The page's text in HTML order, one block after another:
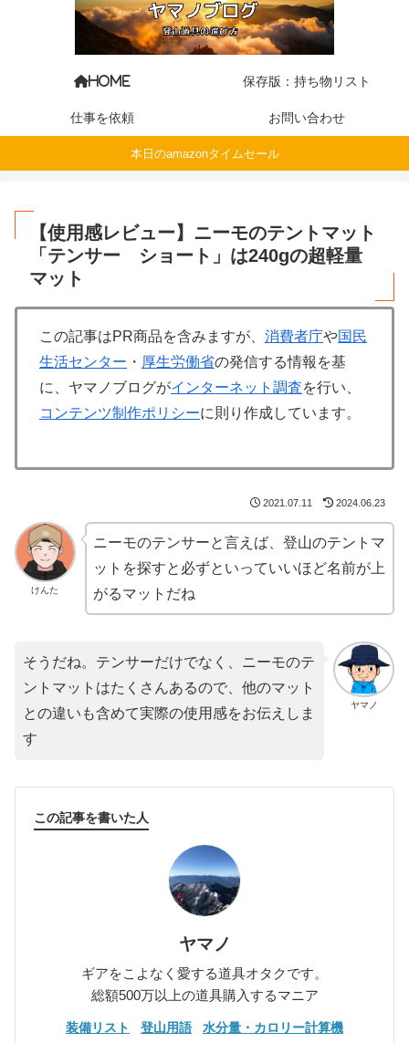
HOME 保存版：持ち物リスト
仕事を依頼 お問い合わせ
本日のamazonタイムセール
【使用感レビュー】ニーモのテントマット
「テンサー ショート」は240gの超軽量
マット
この記事はPR商品を含みますが、 消費者庁や国民
生活センター ・ 厚生労働省の発信する情報を基
に、ヤマノブログがインターネット調査を行い、
コンテンツ制作ポリシーに則り作成しています。
2021.07.11 2024.06.23
けんた
ニーモのテンサーと言えば、登山のテントマ
ットを探すと必ずといっていいほど名前が上
がるマットだね
ヤマノ
そうだね。テンサーだけでなく、ニーモのテ
ントマットはたくさんあるので、他のマット
との違いも含めて実際の使用感をお伝えしま
す
この記事を書いた人
ヤマノ
ギアをこよなく愛する道具オタクです。
総額500万以上の道具購入するマニア
装備リスト 登山用語
水分量・カロリー計算機